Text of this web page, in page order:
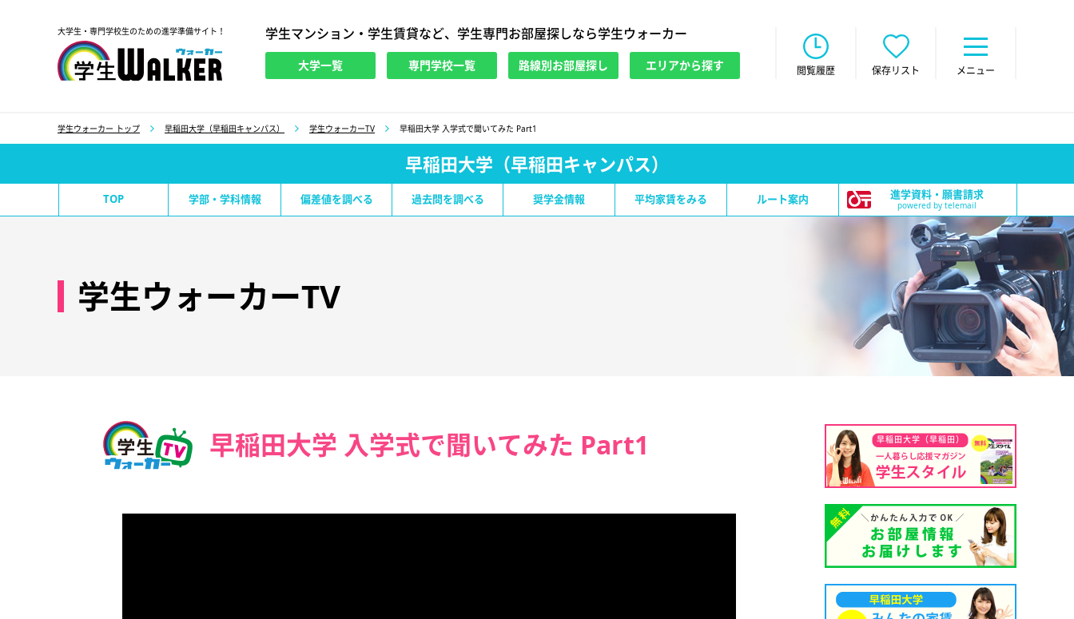
大学生・専門学校生のための進学準備サイト！ 学生マンション・学生賃貸など、学生専門お部屋探しなら学生ウォーカー
大学一覧 専門学校一覧 路線別お部屋探し エリアから探す 閲覧履歴 保存リスト メニュー
学生ウォーカー トップ 早稲田大学（早稲田キャンパス） 学生ウォーカーTV 早稲田大学 入学式で聞いてみた Part1
早稲田大学（早稲田キャンパス）
TOP 学部・学科情報 偏差値を調べる 過去問を調べる 奨学金情報 平均家賃をみる ルート案内 進学資料・願書請求
powered by telemail
学生ウォーカーTV
早稲田大学 入学式で聞いてみた Part1 早稲田大学（早稲田）